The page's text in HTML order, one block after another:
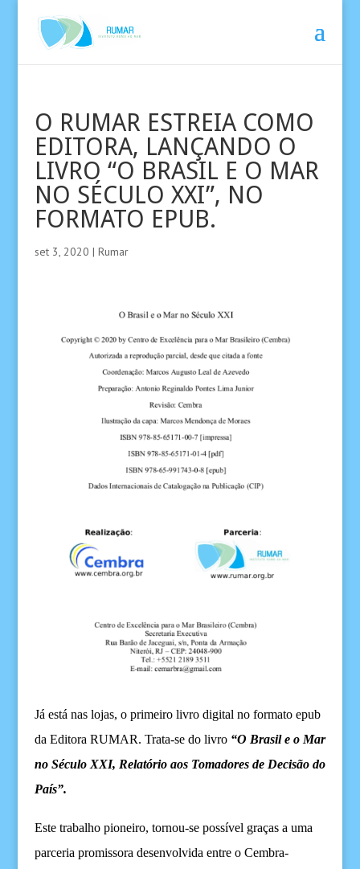
O RUMAR ESTREIA COMO
EDITORA, LANÇANDO O
LIVRO “O BRASIL E O MAR
NO SÉCULO XXI”, NO
FORMATO EPUB.
set 3, 2020 | Rumar
Já está nas lojas, o primeiro livro digital no formato epub
da Editora RUMAR. Trata-se do livro “O Brasil e o Mar
no Século XXI, Relatório aos Tomadores de Decisão do
País”.
Este trabalho pioneiro, tornou-se possível graças a uma
parceria promissora desenvolvida entre o Cembra-